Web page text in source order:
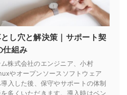
し穴と解決策｜サポート契
仕組み
株式会社のエンジニア、小村
やオープンソースソフトウェア
導入した後、保守やサポートの体制
多くいただきます。導入時はベン